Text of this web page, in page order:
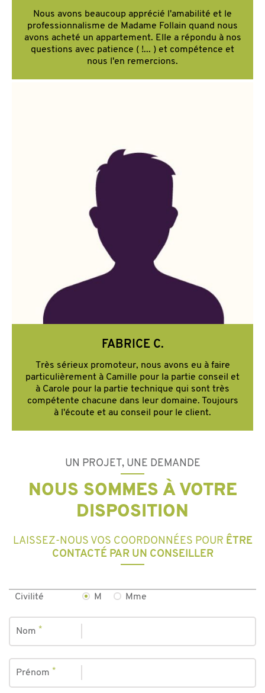
Nous avons beaucoup apprécié l'amabilité et le
professionnalisme de Madame Follain quand nous
avons acheté un appartement. Elle a répondu à nos
questions avec patience ( !... ) et compétence et
nous l'en remercions.
FABRICE C.
Très sérieux promoteur, nous avons eu à faire
particulièrement à Camille pour la partie conseil et
à Carole pour la partie technique qui sont très
compétente chacune dans leur domaine. Toujours
à l'écoute et au conseil pour le client.
UN PROJET, UNE DEMANDE
NOUS SOMMES À VOTRE
DISPOSITION
LAISSEZ-NOUS VOS COORDONNÉES POUR ÊTRE
CONTACTÉ PAR UN CONSEILLER
Civilité M Mme
Nom *
Prénom *